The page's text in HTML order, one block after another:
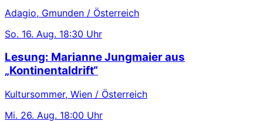
Adagio, Gmunden / Österreich
So. 16. Aug. 18:30 Uhr
Lesung: Marianne Jungmaier aus
„Kontinentaldrift“
Kultursommer, Wien / Österreich
Mi. 26. Aug. 18:00 Uhr